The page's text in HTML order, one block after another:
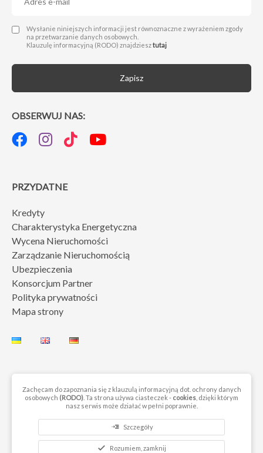
Wysłanie niniejszych informacji jest równoznaczne z wyrażeniem zgody
na przetwarzanie danych osobowych.
Klauzulę informacyjną (RODO) znajdziesztutaj
Zapisz
OBSERWUJ NAS:
PRZYDATNE
Kredyty
Charakterystyka Energetyczna
Wycena Nieruchomości
Zarządzanie Nieruchomością
Ubezpieczenia
Konsorcjum Partner
Polityka prywatności
Mapa strony
© 2023 by Next Move Nieruchomości Gorzów. Wszelkie prawa
Zachęcam do zapoznania się z klauzulą informacyjną dot. ochrony danych
osobowych (RODO) . Ta strona używa ciasteczek - cookies , dzięki którym
nasz serwis może działać w pełni poprawnie.
read_more Szczegóły
check Rozumiem, zamknij